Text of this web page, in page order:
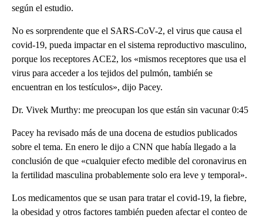
según el estudio.
No es sorprendente que el SARS-CoV-2, el virus que causa el
covid-19, pueda impactar en el sistema reproductivo masculino,
porque los receptores ACE2, los «mismos receptores que usa el
virus para acceder a los tejidos del pulmón, también se
encuentran en los testículos», dijo Pacey.
Dr. Vivek Murthy: me preocupan los que están sin vacunar 0:45
Pacey ha revisado más de una docena de estudios publicados
sobre el tema. En enero le dijo a CNN que había llegado a la
conclusión de que «cualquier efecto medible del coronavirus en
la fertilidad masculina probablemente solo era leve y temporal».
Los medicamentos que se usan para tratar el covid-19, la fiebre,
la obesidad y otros factores también pueden afectar el conteo de